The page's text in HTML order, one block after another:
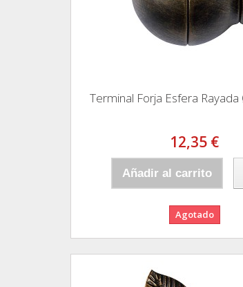
Terminal Forja Esfera Rayada
12,35 €
Añadir al carrito
Agotado